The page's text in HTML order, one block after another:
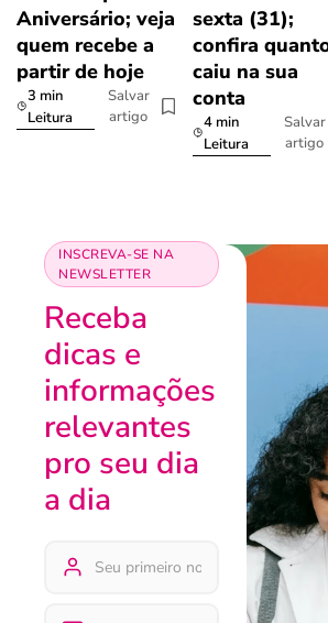
Aniversário; veja
quem recebe a
partir de hoje
3 min
Leitura
Salvar
artigo
sexta (31);
confira
caiu na sua
conta
4 min
Leitura
Salvar
artigo
INSCREVA-SE NA
NEWSLETTER
Receba
dicas e
informações
relevantes
pro seu dia
a dia